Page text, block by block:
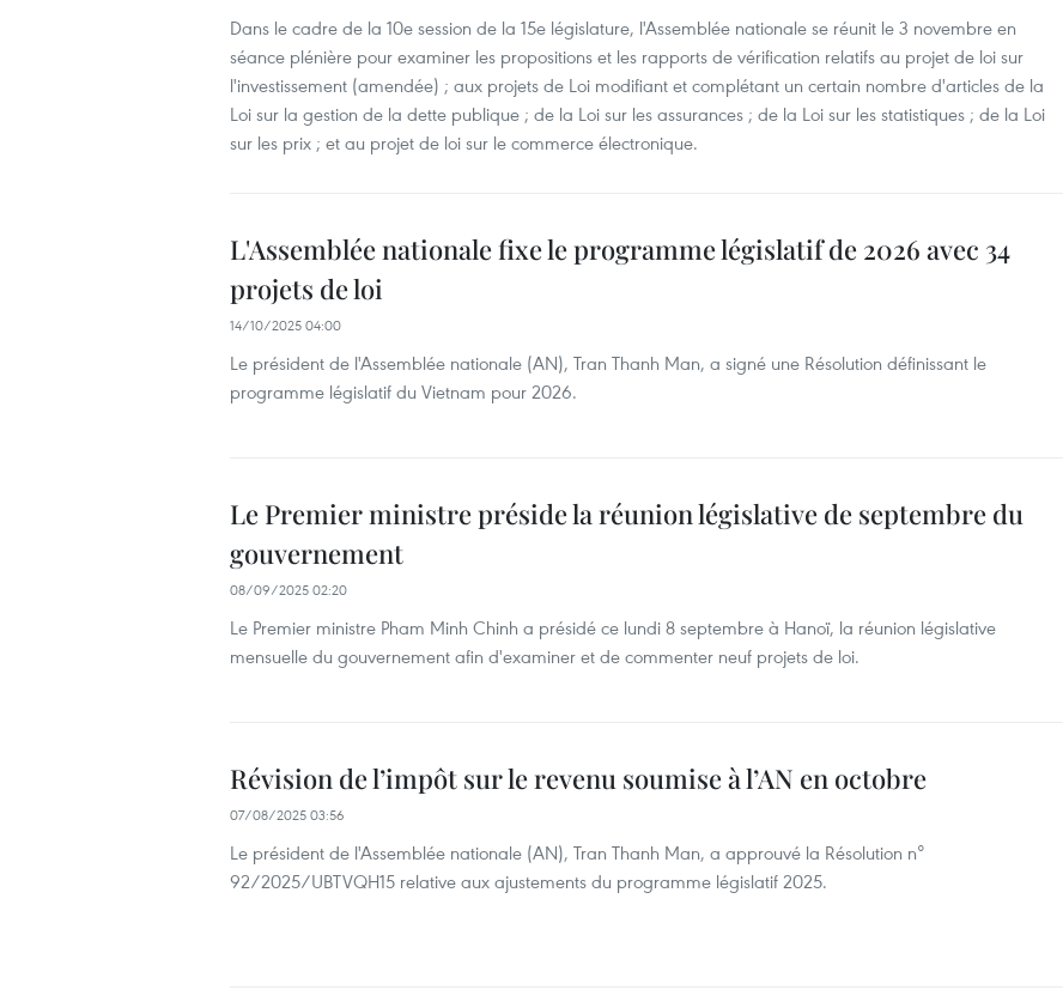
Dans le cadre de la 10e session de la 15e législature, l'Assemblée nationale se réunit le 3 novembre en
séance plénière pour examiner les propositions et les rapports de vérification relatifs au projet de loi sur
l'investissement (amendée) ; aux projets de Loi modifiant et complétant un certain nombre d'articles de la
Loi sur la gestion de la dette publique ; de la Loi sur les assurances ; de la Loi sur les statistiques ; de la Loi
sur les prix ; et au projet de loi sur le commerce électronique.
L'Assemblée nationale fixe le programme législatif de 2026 avec 34
projets de loi
14/10/2025 04:00
Le président de l'Assemblée nationale (AN), Tran Thanh Man, a signé une Résolution définissant le
programme législatif du Vietnam pour 2026.
Le Premier ministre préside la réunion législative de septembre du
gouvernement
08/09/2025 02:20
Le Premier ministre Pham Minh Chinh a présidé ce lundi 8 septembre à Hanoï, la réunion législative
mensuelle du gouvernement afin d'examiner et de commenter neuf projets de loi.
Révision de l’impôt sur le revenu soumise à l’AN en octobre
07/08/2025 03:56
Le président de l'Assemblée nationale (AN), Tran Thanh Man, a approuvé la Résolution n°
92/2025/UBTVQH15 relative aux ajustements du programme législatif 2025.